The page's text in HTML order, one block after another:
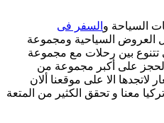
السياحة و السفر فى
العروض السياحية ومجموعة
تتنوع بين رحلات مع مجموعة
على أكبر مجموعة من
لاتجدها الا على موقعنا ألان
معنا و تحقق الكثير من المتعة